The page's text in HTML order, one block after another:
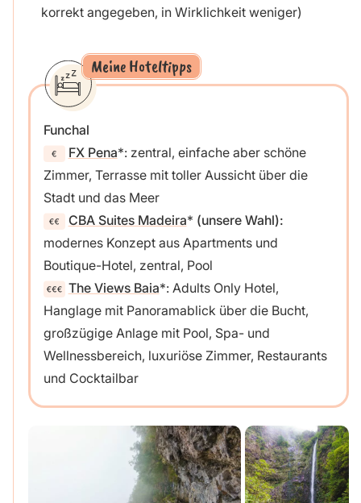
korrekt angegeben, in Wirklichkeit weniger)
Meine Hoteltipps
Funchal
FX Pena : zentral, einfache aber schöne
Zimmer, Terrasse mit toller Aussicht über die
Stadt und das Meer
CBA Suites Madeira
(unsere Wahl):
modernes Konzept aus Apartments und
Boutique-Hotel, zentral, Pool
The Views Baia : Adults Only Hotel,
Hanglage mit Panoramablick über die Bucht,
großzügige Anlage mit Pool, Spa- und
Wellnessbereich, luxuriöse Zimmer, Restaurants
und Cocktailbar